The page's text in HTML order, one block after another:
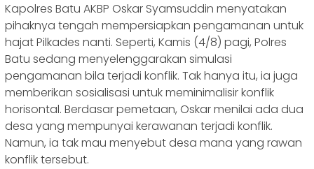
Kapolres Batu AKBP Oskar Syamsuddin menyatakan
pihaknya tengah mempersiapkan pengamanan untuk
hajat Pilkades nanti. Seperti, Kamis (4/8) pagi, Polres
Batu sedang menyelenggarakan simulasi
pengamanan bila terjadi konflik. Tak hanya itu, ia juga
memberikan sosialisasi untuk meminimalisir konflik
horisontal. Berdasar pemetaan, Oskar menilai ada dua
desa yang mempunyai kerawanan terjadi konflik.
Namun, ia tak mau menyebut desa mana yang rawan
konflik tersebut.